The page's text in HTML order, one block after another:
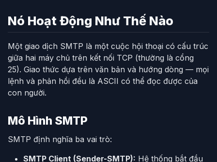
Nó Hoạt Động Như Thế Nào
Một giao dịch SMTP là một cuộc hội thoại có cấu trúc
giữa hai máy chủ trên kết nối TCP (thường là cổng
25). Giao thức dựa trên văn bản và hướng dòng — mọi
lệnh và phản hồi đều là ASCII có thể đọc được của
con người.
Mô Hình SMTP
SMTP định nghĩa ba vai trò:
SMTP Client (Sender-SMTP): Hệ thống bắt đầu